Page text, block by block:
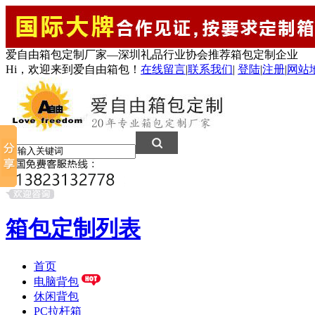
爱自由箱包定制厂家—深圳礼品行业协会推荐箱包定制企业
Hi，欢迎来到爱自由箱包！ 在线留言|联系我们| 登陆|注册|网站
箱包定制列表
首页
电脑背包
休闲背包
PC拉杆箱